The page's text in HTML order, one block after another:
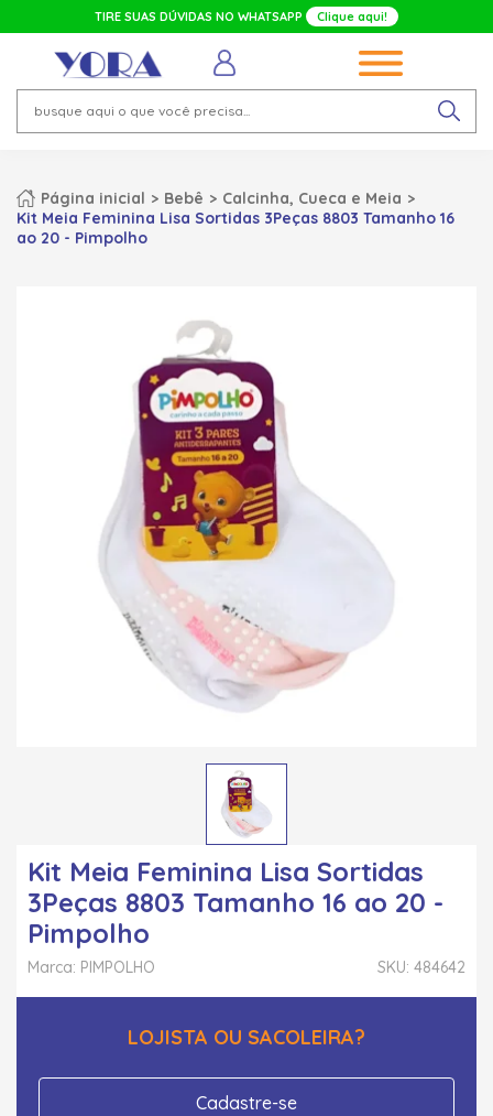
TIRE SUAS DÚVIDAS NO WHATSAPP Clique aqui!
Página inicial Bebê
Calcinha, Cueca e Meia
Kit Meia Feminina Lisa Sortidas 3Peças 8803 Tamanho 16
ao 20 - Pimpolho
Kit Meia Feminina Lisa Sortidas
3Peças 8803 Tamanho 16 ao 20 -
Pimpolho
SKU: 484642
Marca: PIMPOLHO
LOJISTA OU SACOLEIRA?
Cadastre-se